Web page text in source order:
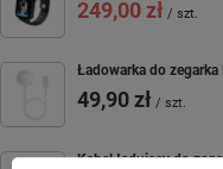
249,00 zł / szt.
Ładowarka do
49,90 zł / szt.
Kabel ładujący do